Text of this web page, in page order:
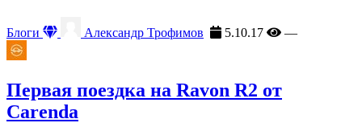
Блоги Александр Трофимов 5.10.17 —
Первая поездка на Ravon R2 от
Carenda